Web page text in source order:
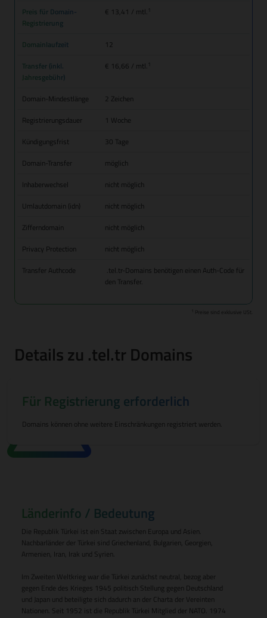
Preis für Domain-
Registrierung
€ 13,41 / mtl.
Domainlaufzeit
12
Transfer (inkl.
Jahresgebühr)
€ 16,66 / mtl.
Domain-Mindestlänge
2 Zeichen
Registrierungsdauer
1 Woche
Kündigungsfrist
30 Tage
Domain-Transfer
möglich
Inhaberwechsel
nicht möglich
Umlautdomain (idn)
nicht möglich
Zifferndomain
nicht möglich
Privacy Protection
nicht möglich
Transfer Authcode
.tel.tr-Domains benötigen einen Auth-Code für
den Transfer.
Preise sind exklusive USt.
Details zu .tel.tr Domains
Für Registrierung erforderlich
Domains können ohne weitere Einschränkungen registriert werden.
Länderinfo / Bedeutung
Die Republik Türkei ist ein Staat zwischen Europa und Asien.
Nachbarländer der Türkei sind Griechenland, Bulgarien, Georgien,
Armenien, Iran, Irak und Syrien.
Im Zweiten Weltkrieg war die Türkei zunächst neutral, bezog aber
gegen Ende des Krieges 1945 politisch Stellung gegen Deutschland
und Japan und beteiligte sich dadurch an der Charta der Vereinten
Nationen. Seit 1952 ist die Republik Türkei Mitglied der NATO. 1974